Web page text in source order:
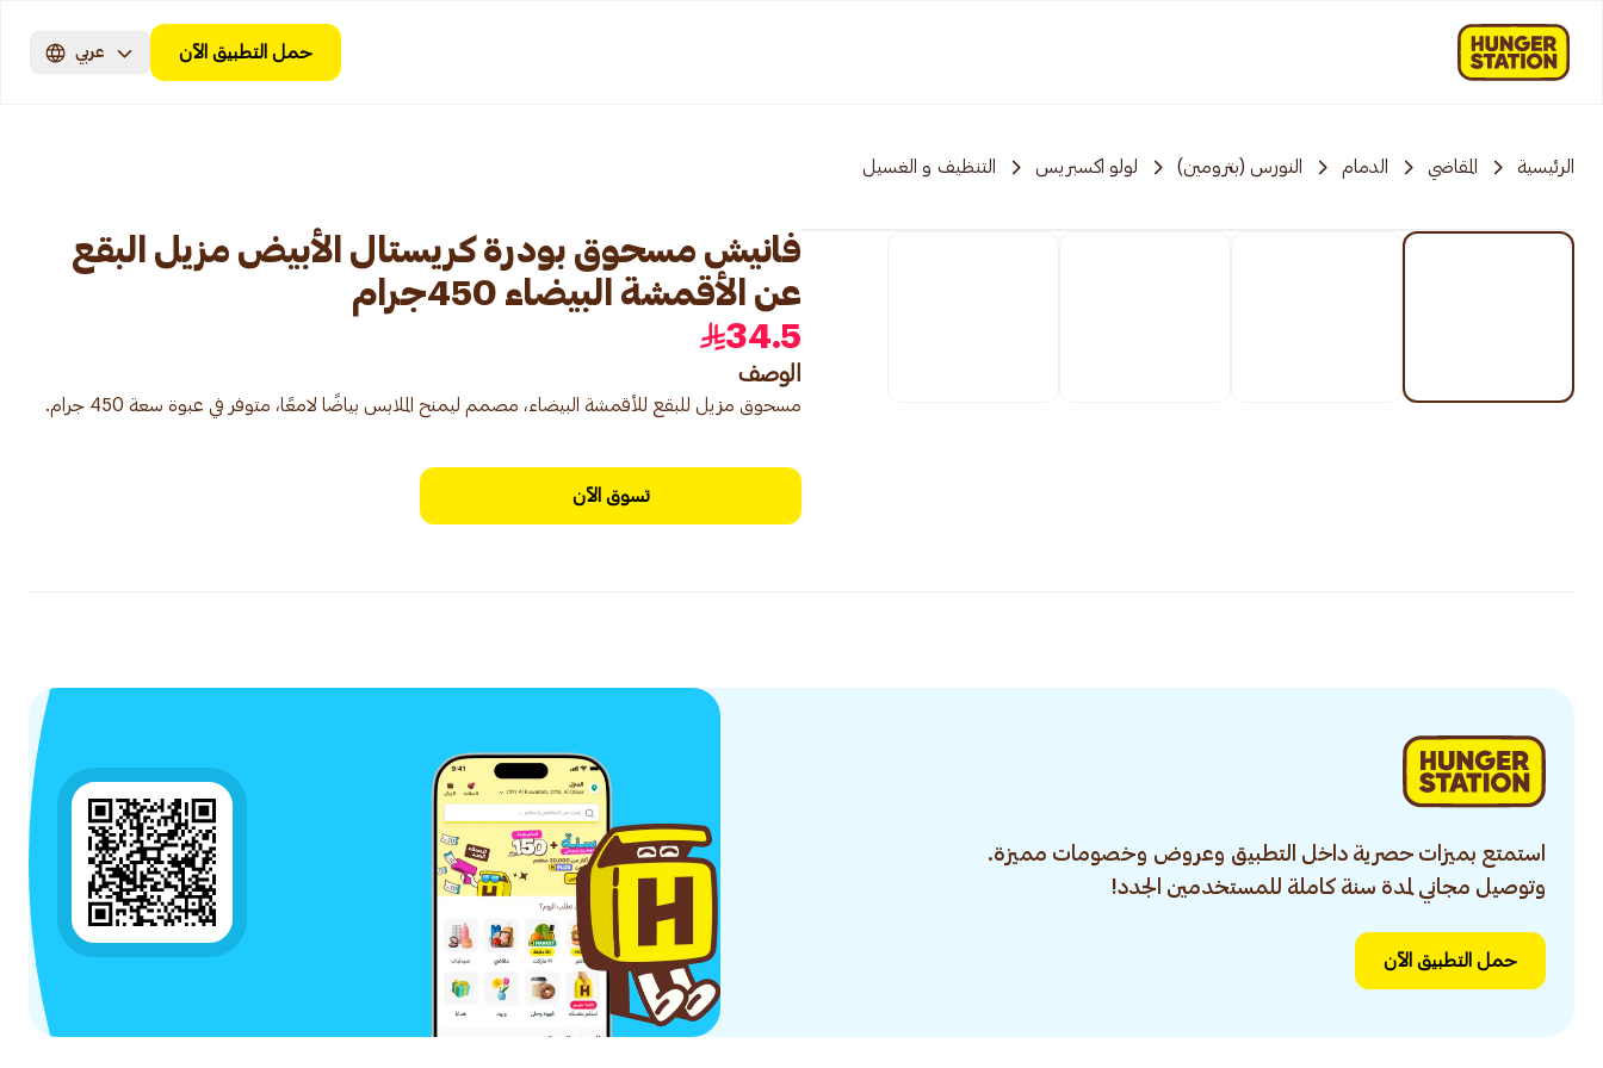
حمل التطبيق الآن عربي
الرئيسية المقاضي الدمام النورس (بترومين) لولو اكسبريس التنظيف و الغسيل
فانيش مسحوق بودرة كريستال الأبيض مزيل البقع
عن الأقمشة البيضاء 450جرام
34.5
الوصف
مسحوق مزيل للبقع للأقمشة البيضاء، مصمم ليمنح الملابس بياضًا لامعًا، متوفر في عبوة سعة 450 جرام.
تسوق الآن
استمتع بميزات حصرية داخل التطبيق وعروض وخصومات مميزة.
وتوصيل مجاني لمدة سنة كاملة للمستخدمين الجدد!
حمل التطبيق الآن